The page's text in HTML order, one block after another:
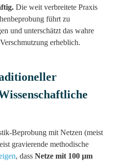
Die weit verbreitete Praxis
führt zu
und unterschätzt das wahre
erheblich.
Beprobung mit Netzen (meist
gravierende methodische
, dass Netze mit 100 µm